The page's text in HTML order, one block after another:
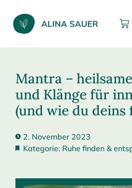
Mantra –
und Klänge für
(und wie du deins
2. November 2023
Kategorie: Ruhe finden &